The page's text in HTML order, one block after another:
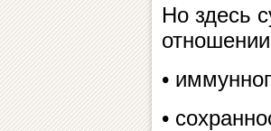
Но здесь
•
•